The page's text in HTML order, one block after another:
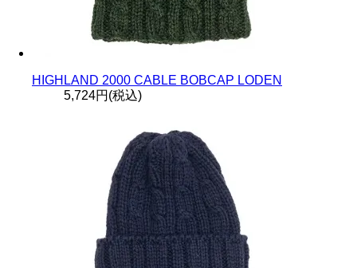
HIGHLAND 2000 CABLE BOBCAP LODEN
5,724円(税込)